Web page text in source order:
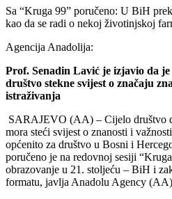
Sa “Kruga 99” poručeno: U BiH
kao da se radi o nekoj životinjskoj
Agencija Anadolija:
Prof. Senadin Lavić je izjavio da
društvo stekne svijest o značaju
istraživanja
SARAJEVO (AA) – Cijelo društvo
mora steći svijest o znanosti i
općenito za društvo u Bosni i
poručeno je na redovnoj sesiji
obrazovanje u 21. stoljeću – BiH i
formatu, javlja Anadolu Agency